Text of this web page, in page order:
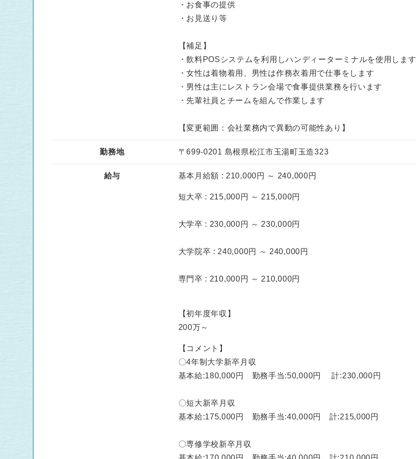
・お食事の提供
・お見送り等
【補足】
・飲料POSシステムを利用しハンディーターミナルを使用します
・女性は着物着用、男性は作務衣着用で仕事をします
・男性は主にレストラン会場で食事提供業務を行います
・先輩社員とチームを組んで作業します
【変更範囲：会社業務内で異動の可能性あり】
勤務地 〒699-0201 島根県松江市玉湯町玉造323
給与 基本月給額 : 210,000円 ～ 240,000円
短大卒 : 215,000円 ～ 215,000円
大学卒 : 230,000円 ～ 230,000円
大学院卒 : 240,000円 ～ 240,000円
専門卒 : 210,000円 ～ 210,000円
【初年度年収】
200万～
【コメント】
〇4年制大学新卒月収
基本給:180,000円 勤務手当:50,000円 計:230,000円
〇短大新卒月収
基本給:175,000円 勤務手当:40,000円 計:215,000円
〇専修学校新卒月収